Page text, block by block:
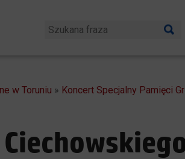
w Toruniu » Koncert Specjalny Pamięci